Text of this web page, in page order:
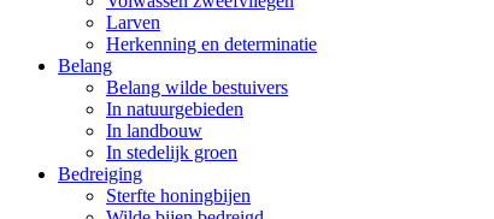
Larven
Herkenning en determinatie
Belang
Belang wilde bestuivers
In natuurgebieden
In landbouw
In stedelijk groen
Bedreiging
Sterfte honingbijen